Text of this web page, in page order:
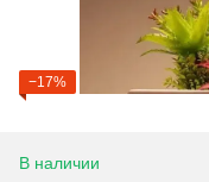
−17%
В наличии